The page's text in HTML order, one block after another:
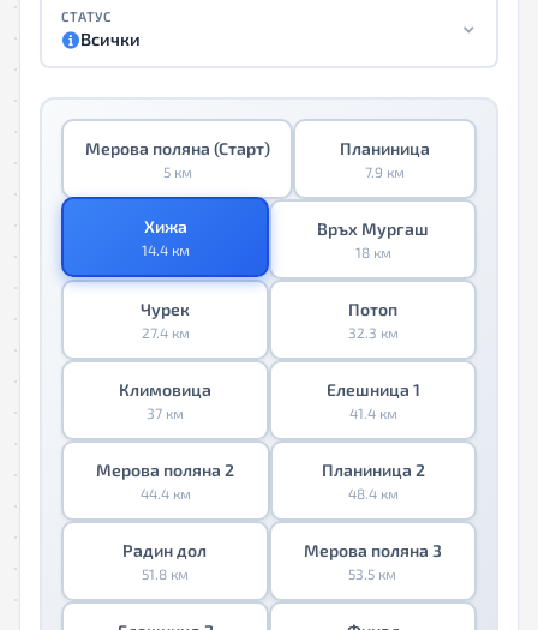
СТАТУС
Всички
Мерова поляна (Старт)
5 км
Планиница
7.9 км
Хижа
14.4 км
Връх Мургаш
18 км
Чурек
27.4 км
Потоп
32.3 км
Климовица
37 км
Елешница 1
41.4 км
Мерова поляна 2
44.4 км
Планиница 2
48.4 км
Радин дол
51.8 км
Мерова поляна 3
53.5 км